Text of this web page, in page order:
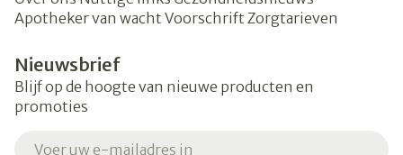
Apotheker van wacht Voorschrift Zorgtarieven
Nieuwsbrief
Blijf op de hoogte van nieuwe producten en
promoties